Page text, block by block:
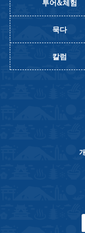
묵다
칼럼